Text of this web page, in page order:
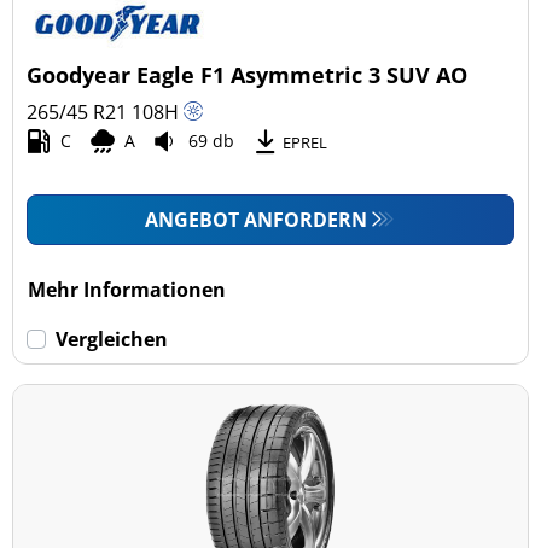
Goodyear Eagle F1 Asymmetric 3 SUV AO
265/45 R21 108H
C A 69 db EPREL
ANGEBOT ANFORDERN
Mehr Informationen
Vergleichen